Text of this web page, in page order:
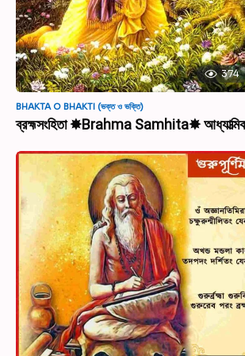
374
BHAKTA O BHAKTI (ভক্ত ও ভক্তি)
ব্রহ্মসংহিতা ✸Brahma Samhita✸ আধ্যাত্মিক